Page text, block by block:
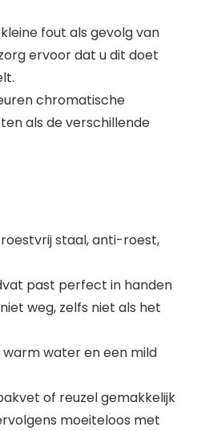
fout als gevolg van
ervoor dat u dit doet
chromatische
als de verschillende
staal, anti-roest,
past perfect in handen
weg, zelfs niet als het
water en een mild
of reuzel gemakkelijk
moeiteloos met